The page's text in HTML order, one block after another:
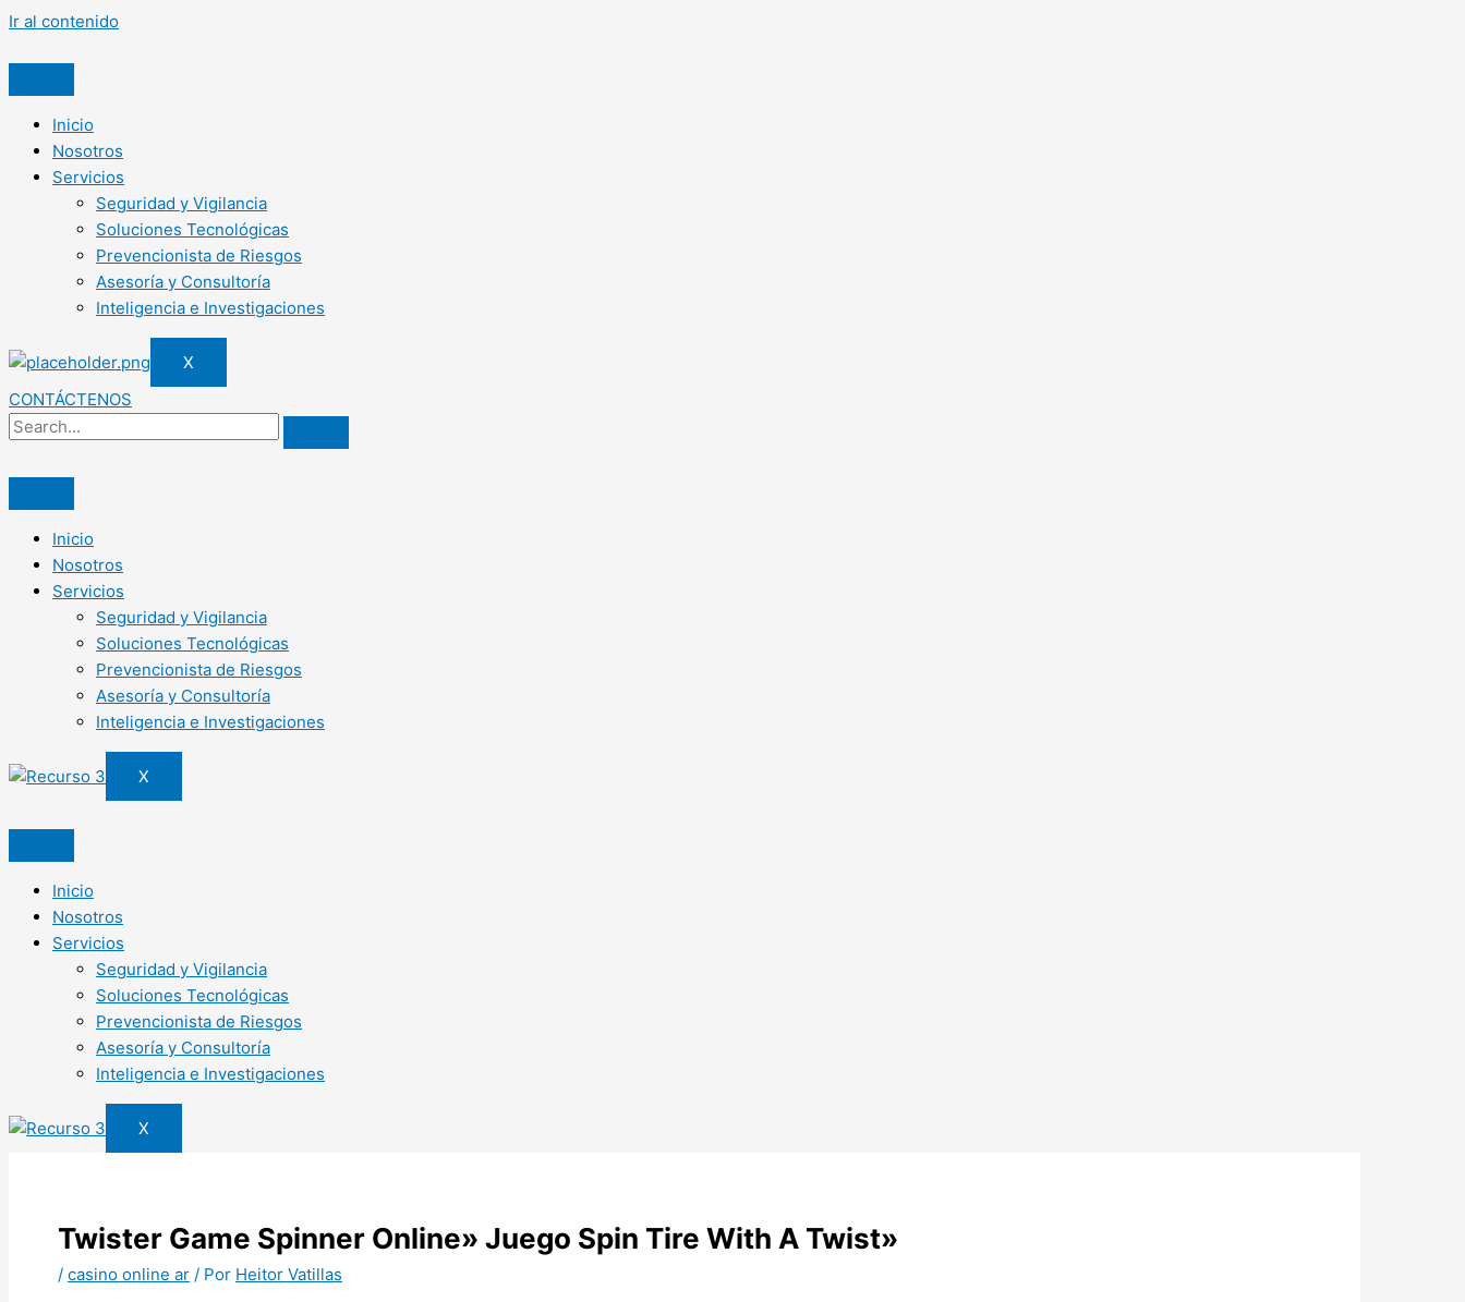
Ir al contenido
Inicio
Nosotros
Servicios
Seguridad y Vigilancia
Soluciones Tecnológicas
Prevencionista de Riesgos
Asesoría y Consultoría
Inteligencia e Investigaciones
X
CONTÁCTENOS
Inicio
Nosotros
Servicios
Seguridad y Vigilancia
Soluciones Tecnológicas
Prevencionista de Riesgos
Asesoría y Consultoría
Inteligencia e Investigaciones
X
Inicio
Nosotros
Servicios
Seguridad y Vigilancia
Soluciones Tecnológicas
Prevencionista de Riesgos
Asesoría y Consultoría
Inteligencia e Investigaciones
X
Twister Game Spinner Online» Juego Spin Tire With A Twist»
/ casino online ar / Por Heitor Vatillas